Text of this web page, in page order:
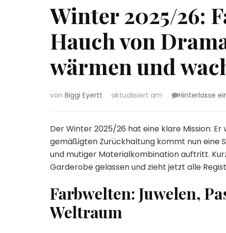
Winter 2025/26:
Hauch von
wärmen und
von Biggi Eyertt aktualisiert am Hinterlasse
Der Winter 2025/26 hat eine klare Mission:
gemäßigten Zurückhaltung kommt nun eine
und mutiger Materialkombination auftritt.
Garderobe gelassen und zieht jetzt alle
Farbwelten: Juwelen,
Weltraum